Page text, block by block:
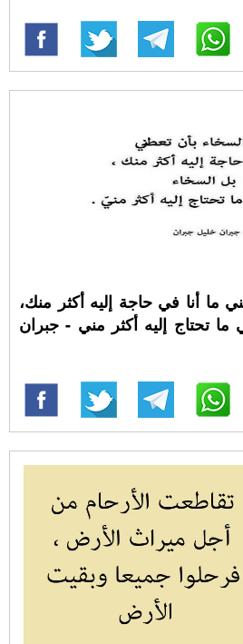
ما أنا في حاجة إليه أكثر منك،
ما تحتاج إليه أكثر مني - جبران